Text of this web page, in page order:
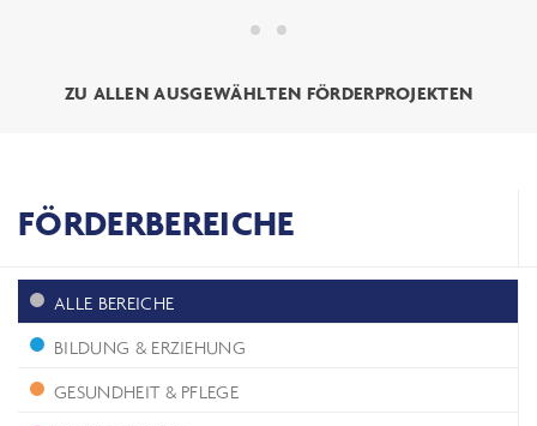
ZU ALLEN AUSGEWÄHLTEN FÖRDERPROJEKTEN
FÖRDERBEREICHE
ALLE BEREICHE
BILDUNG & ERZIEHUNG
GESUNDHEIT & PFLEGE